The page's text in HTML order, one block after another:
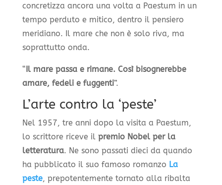
concretizza ancora una volta a Paestum in un
tempo perduto e mitico, dentro il pensiero
meridiano. Il mare che non è solo riva, ma
soprattutto onda.
“Il mare passa e rimane. Così bisognerebbe
amare, fedeli e fuggenti”.
L’arte contro la ‘peste’
Nel 1957, tre anni dopo la visita a Paestum,
lo scrittore riceve il premio Nobel per la
letteratura. Ne sono passati dieci da quando
ha pubblicato il suo famoso romanzo La
peste, prepotentemente tornato alla ribalta